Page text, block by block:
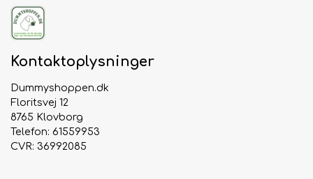
Kontaktoplysninger
Dummyshoppen.dk
Floritsvej 12
8765 Klovborg
Telefon: 61559953
CVR: 36992085